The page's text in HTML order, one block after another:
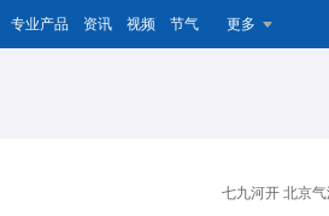
专业产品 资讯 视频 节气 更多
七九河开 北京